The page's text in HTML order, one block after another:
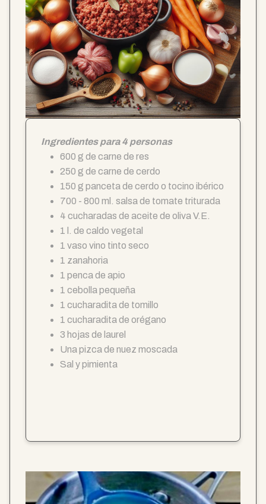
Ingredientes para 4 personas
600 g de carne de res
250 g de carne de cerdo
150 g panceta de cerdo o tocino ibérico
700 - 800 ml. salsa de tomate triturada
4 cucharadas de aceite de oliva V.E.
1 l. de caldo vegetal
1 vaso vino tinto seco
1 zanahoria
1 penca de apio
1 cebolla pequeña
1 cucharadita de tomillo
1 cucharadita de orégano
3 hojas de laurel
Una pizca de nuez moscada
Sal y pimienta